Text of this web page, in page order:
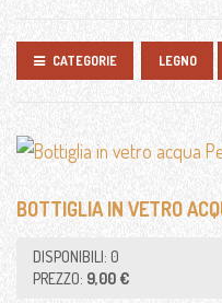
COLLEZIONISMO
CERAMICA ANTICHE
CLESSIDRE
CATEGORIE LEGNO
BOTTIGLIA IN VETRO
DISPONIBILI: 0
PREZZO: 9,00 €